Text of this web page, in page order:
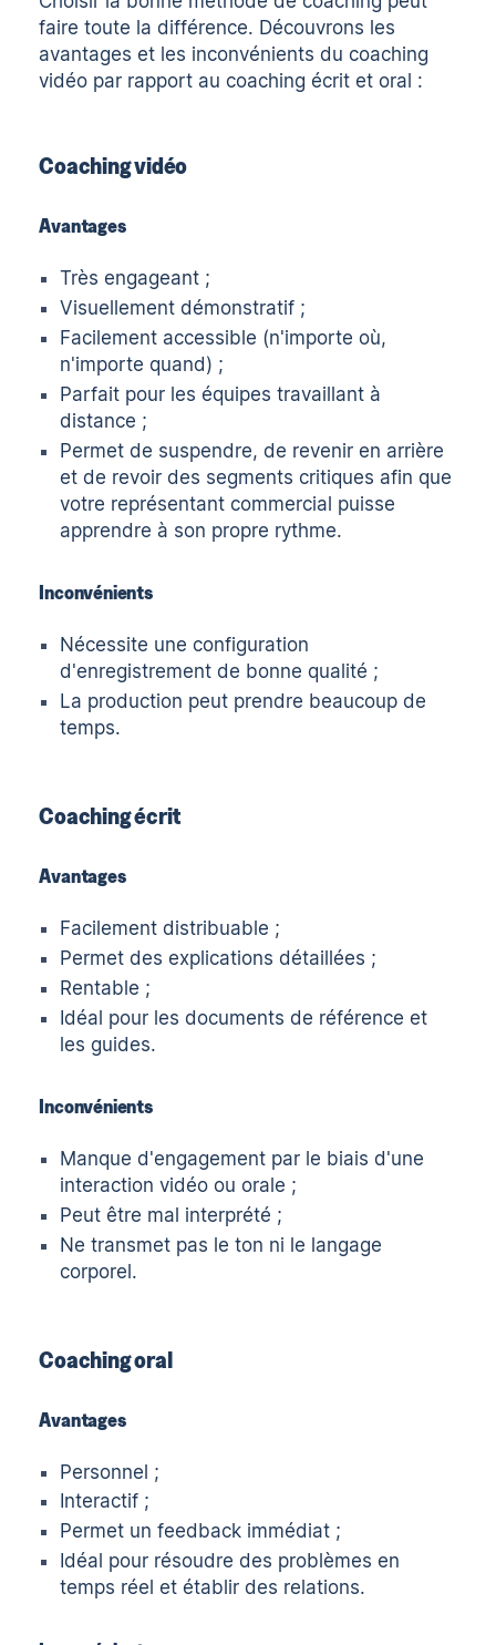
faire toute la différence. Découvrons les
avantages et les inconvénients du coaching
vidéo par rapport au coaching écrit et oral :
Coaching vidéo
Avantages
Très engageant ;
Visuellement démonstratif ;
Facilement accessible (n'importe où,
n'importe quand) ;
Parfait pour les équipes travaillant à
distance ;
Permet de suspendre, de revenir en arrière
et de revoir des segments critiques afin que
votre représentant commercial puisse
apprendre à son propre rythme.
Inconvénients
Nécessite une configuration
d'enregistrement de bonne qualité ;
La production peut prendre beaucoup de
temps.
Coaching écrit
Avantages
Facilement distribuable ;
Permet des explications détaillées ;
Rentable ;
Idéal pour les documents de référence et
les guides.
Inconvénients
Manque d'engagement par le biais d'une
interaction vidéo ou orale ;
Peut être mal interprété ;
Ne transmet pas le ton ni le langage
corporel.
Coaching oral
Avantages
Personnel ;
Interactif ;
Permet un feedback immédiat ;
Idéal pour résoudre des problèmes en
temps réel et établir des relations.